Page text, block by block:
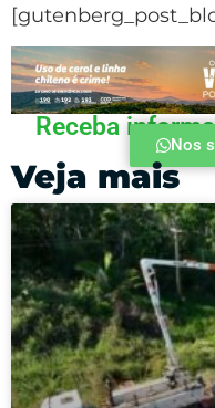
Receba
Nos
Veja mais